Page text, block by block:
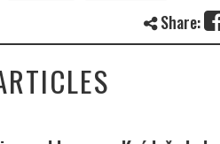
Share: